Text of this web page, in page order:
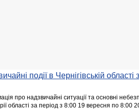
події в Чернігівській
про надзвичайні ситуації та основні
області за період з 8:00 19 вересня по 8:00